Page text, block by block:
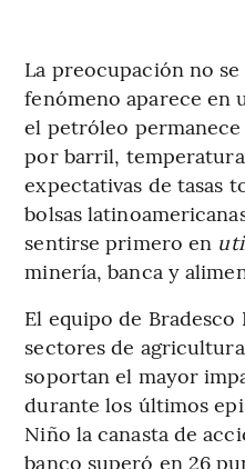
La preocupación no
fenómeno aparece en
el petróleo permanece
por barril,
expectativas de tasas
bolsas
sentirse primero en
minería, banca y
El equipo de Bradesco
sectores de
soportan el mayor
durante los últimos
Niño la canasta de
banco superó en 26